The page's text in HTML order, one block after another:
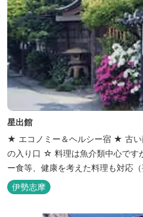
星出館
★ エコノミー＆ヘルシー宿 ★ 古い商屋や蔵のある河崎町の町並み
の入り口 ☆ 料理は魚介類中心ですが希望によりアレルギーアトピ
ー食等、健康を考えた料理も対応（要予約） ☆ 光明
設置した青森ヒバと信楽焼のお風呂
【Japanese Inn Group 会員です】
伊勢志摩